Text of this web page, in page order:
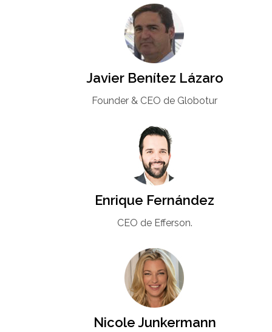
Javier Benítez Lázaro
Founder & CEO de Globotur​
Enrique Fernández
CEO de Efferson.
Nicole Junkermann​